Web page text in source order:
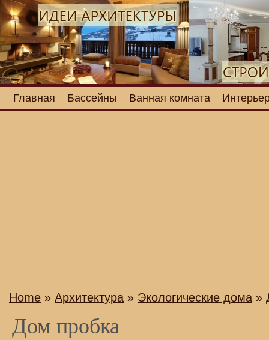
Главная Бассейны Ванная комната
Home » Архитектура » Экологические дома »
Дом пробка